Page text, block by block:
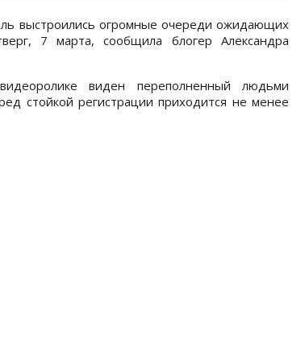
выстроились огромные очереди ожидающих
7 марта, сообщила блогер Александра
виден переполненный людьми
стойкой регистрации приходится не менее